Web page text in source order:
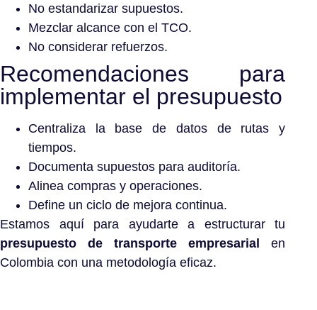
No estandarizar supuestos.
Mezclar alcance con el TCO.
No considerar refuerzos.
Recomendaciones para
implementar el presupuesto
Centraliza la base de datos de rutas y
tiempos.
Documenta supuestos para auditoría.
Alinea compras y operaciones.
Define un ciclo de mejora continua.
Estamos aquí para ayudarte a estructurar tu
presupuesto de transporte empresarial en
Colombia con una metodología eficaz.